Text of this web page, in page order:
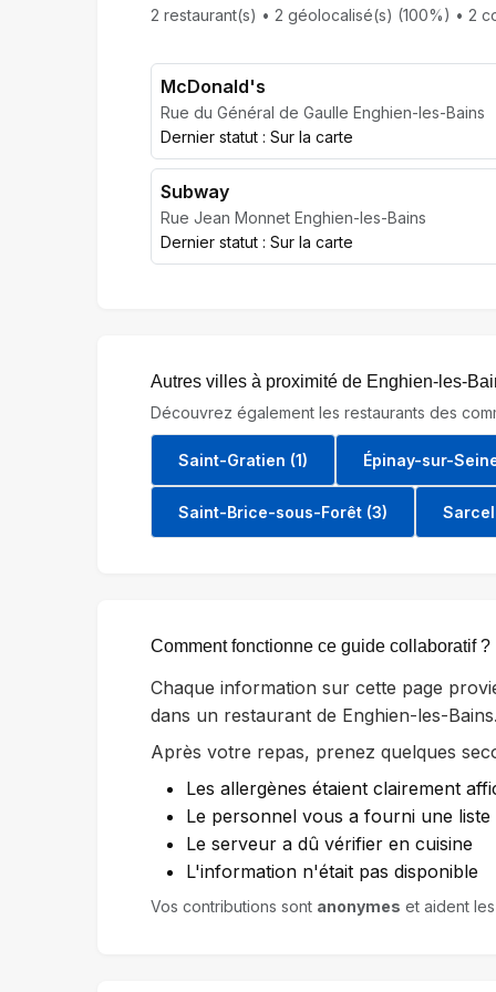
2 restaurant(s) • 2 géolocalisé(s) (100%) • 2
McDonald's
Rue du Général de Gaulle Enghien-les-Bains
Dernier statut : Sur la carte
Subway
Rue Jean Monnet Enghien-les-Bains
Dernier statut : Sur la carte
Autres villes à proximité de Enghien-les-
Découvrez également les restaurants des
Saint-Gratien (1) Épinay-sur-
Saint-Brice-sous-Forêt (3)
Comment fonctionne ce guide collaboratif ?
Chaque information sur cette page
dans un restaurant de Enghien-les-
Après votre repas, prenez quelques
Les allergènes étaient clairement
Le personnel vous a fourni une liste
Le serveur a dû vérifier en cuisine
L'information n'était pas disponible
Vos contributions sont anonymes et aident